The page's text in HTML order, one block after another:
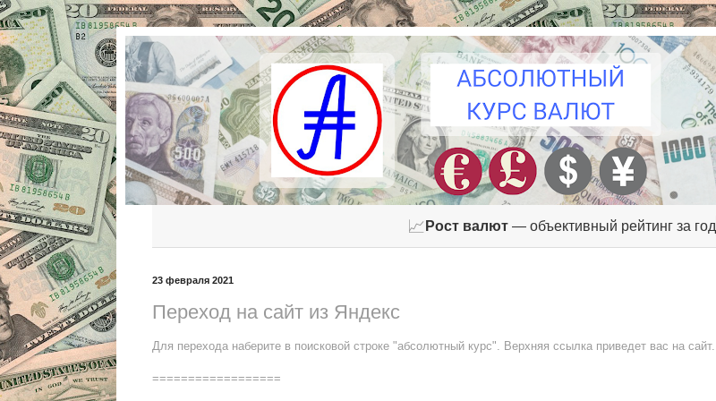
📈 Рост валют — объективный рейтинг за год
23 февраля 2021
Переход на сайт из Яндекс
Для перехода наберите в поисковой строке "абсолютный курс". Верхняя ссылка приведет вас на сайт.
==================